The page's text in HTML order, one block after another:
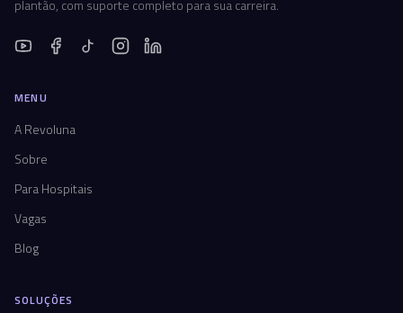
plantão, com suporte completo para sua carreira.
MENU
A Revoluna
Sobre
Para Hospitais
Vagas
Blog
SOLUÇÕES